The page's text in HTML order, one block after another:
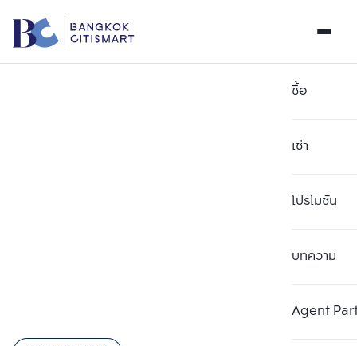
ซื้อ
เช่า
โปรโมชัน
บทความ
Agent